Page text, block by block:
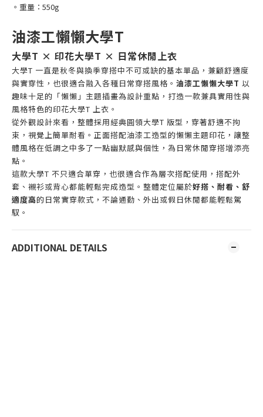
。重量：550g
油漆工懶懶大學T
大學T × 印花大學T × 日常休閒上衣
大學T 一直是秋冬與換季穿搭中不可或缺的基本單品，兼顧舒適度
與實穿性，也很適合融入各種日常穿搭風格。 油漆工懶懶大學T 以
趣味十足的「懶懶」主題插畫為設計重點，打造一款兼具實用性與
風格特色的印花大學T 上衣。
從外觀設計來看，整體採用經典圓領大學T 版型，穿著舒適不拘
束，視覺上簡單耐看。正面搭配油漆工造型的懶懶主題印花，讓整
體風格在低調之中多了一點幽默感與個性，為日常休閒穿搭增添亮
點。
這款大學T 不只適合單穿，也很適合作為層次搭配使用，搭配外
套、襯衫或背心都能輕鬆完成造型。整體定位屬於好搭、耐看、舒
適度高的日常實穿款式，不論通勤、外出或假日休閒都能輕鬆駕
馭。
ADDITIONAL DETAILS